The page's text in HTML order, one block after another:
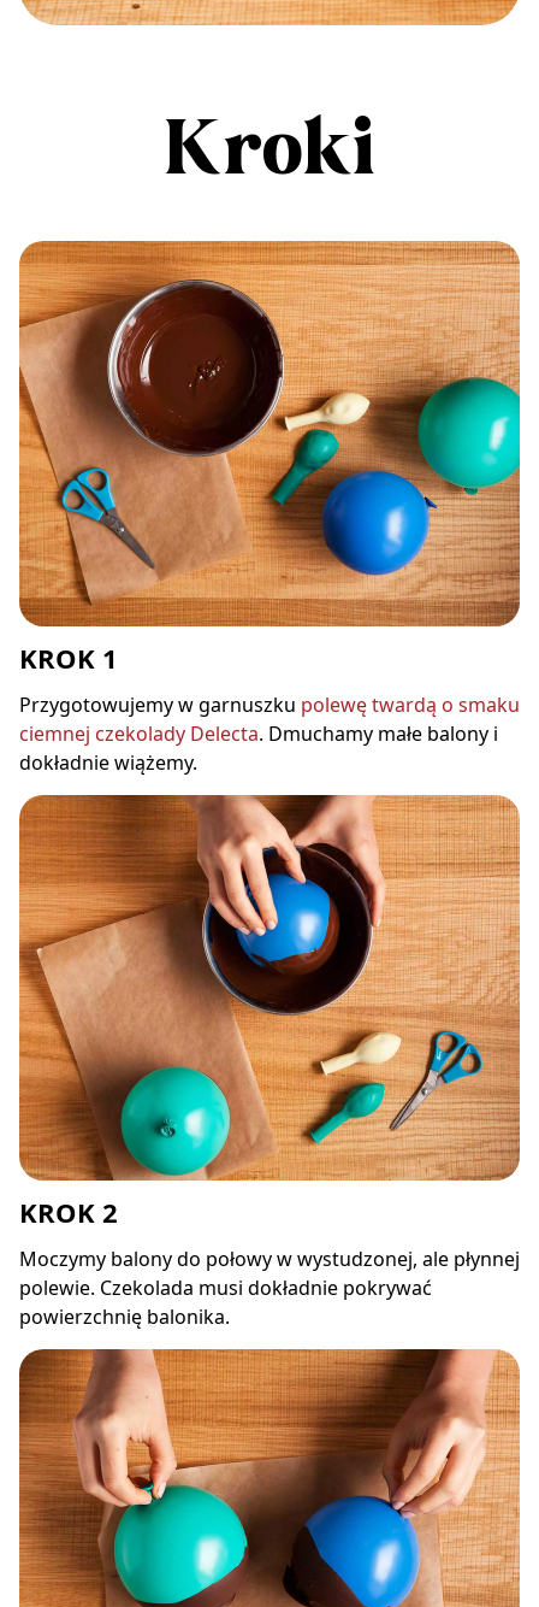
Kroki
KROK 1
Przygotowujemy w garnuszku polewę twardą o smaku
ciemnej czekolady Delecta. Dmuchamy małe balony i
dokładnie wiążemy.
KROK 2
Moczymy balony do połowy w wystudzonej, ale płynnej
polewie. Czekolada musi dokładnie pokrywać
powierzchnię balonika.